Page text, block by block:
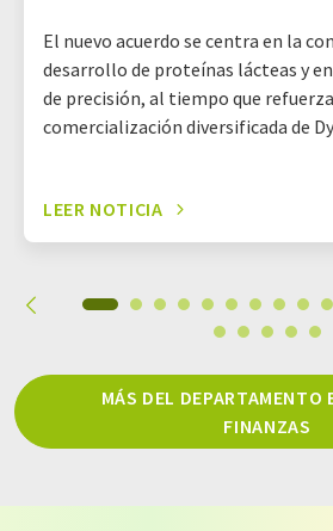
El nuevo acuerdo se centra en la
desarrollo de proteínas lácteas y
de precisión, al tiempo que
comercialización diversificada de
LEER NOTICIA
MÁS DEL DEPARTAMENTO
FINANZAS